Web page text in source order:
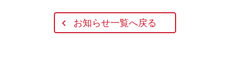
お知らせ一覧へ戻る